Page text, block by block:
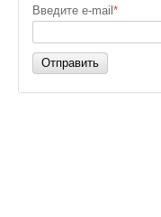
Введите e-mail *
Отправить